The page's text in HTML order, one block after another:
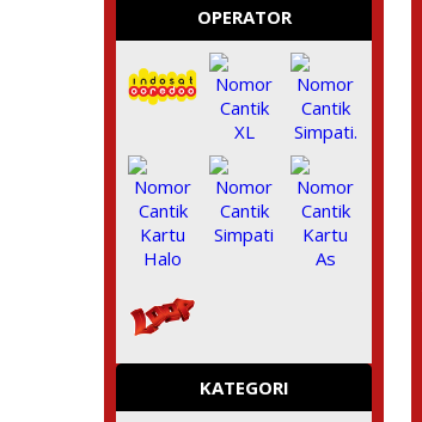
OPERATOR
KATEGORI